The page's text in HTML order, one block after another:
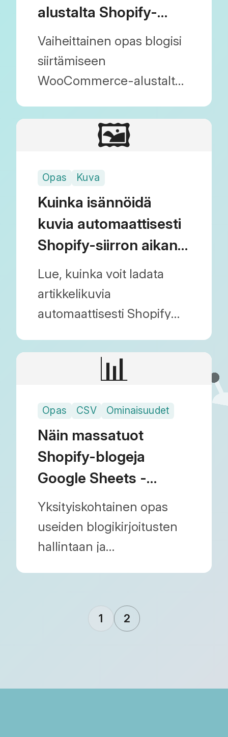
alustalta Shopify-
alustalle: Näin suojaat
hakukonenäkyvyytesi
Vaiheittainen opas blogisi
siirtämiseen
WooCommerce-alustalta
alustalle menettämättä
hakukonesijoituksiasi. Opi
rakenteen muutokset ja
automaattiset
uudelleenohjaukset
saumattomasti.
🖼️
Opas Kuva
Kuinka isännöidä
kuvia automaattisesti
Shopify-siirron aikana
| Tehosta siirtoasi
WordPressistä
Lue, kuinka voit ladata
artikkelikuvia
automaattisesti Shopify
osoitteet siirrettäessä
Lopullinen kuvien siirto-
opas Blog Importerilla.
📊
Opas CSV Ominaisuudet
Näin massatuot
Shopify-blogeja
Google Sheets -
taulukoista
Yksityiskohtainen opas
useiden blogikirjoitusten
hallintaan ja
sekä niiden massatuontiin
ilman Shopify-
kauppasi toimintaa Blog
1 2